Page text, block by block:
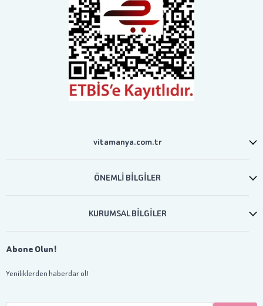
vitamanya.com.tr
ÖNEMLİ BİLGİLER
KURUMSAL BİLGİLER
Abone Olun!
Yeniliklerden haberdar ol!